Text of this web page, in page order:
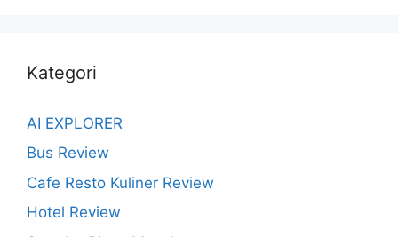
Kategori
AI EXPLORER
Bus Review
Cafe Resto Kuliner Review
Hotel Review